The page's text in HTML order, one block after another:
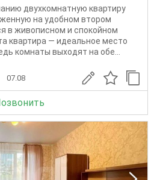
двухкомнатную квартиру
на удобном втором
в живописном и спокойном
квартира — идеальное место
комнаты выходят на обе...
07.08